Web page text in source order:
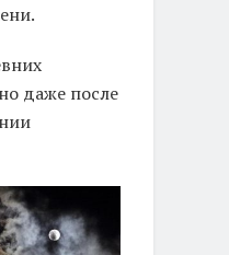
даже после